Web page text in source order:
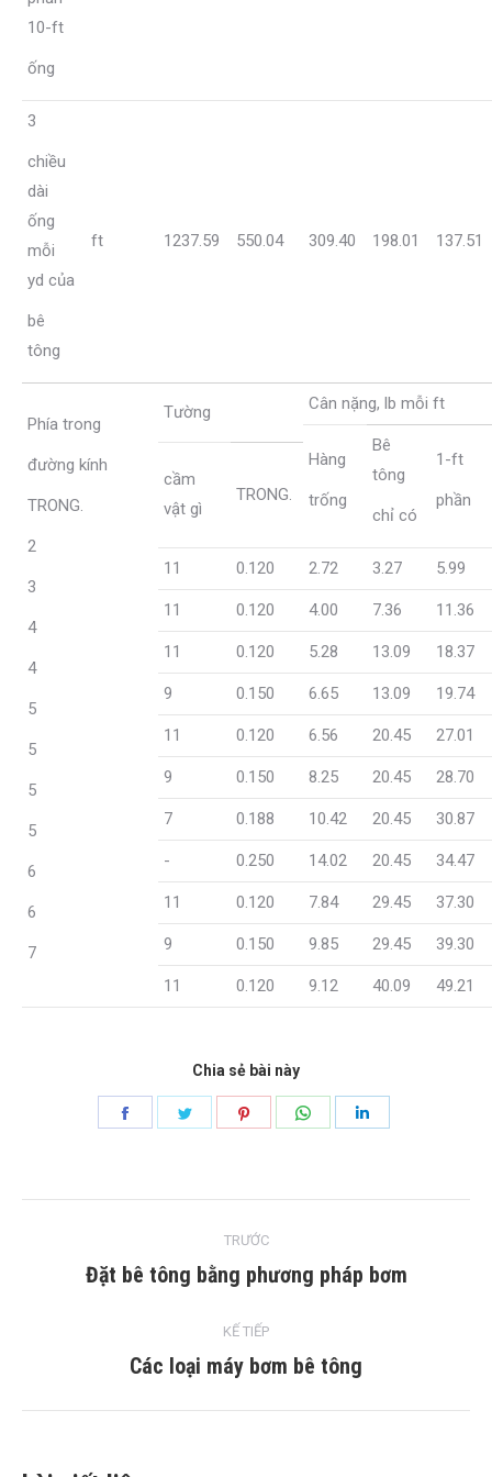
10-ft
ống
3
chiều
dài
ống
mỗi
yd của
bê
tông
ft 1237.59 550.04 309.40 198.01 137.51
Phía trong
đường kính
TRONG.
2
3
4
4
5
5
5
5
6
6
7
Tường Cân nặng, lb mỗi ft
Hàng
trống
Bê
tông
chỉ có
1-ft
phần
cầm
vật gì
TRONG.
11 0.120 2.72 3.27 5.99
11 0.120 4.00 7.36 11.36
11 0.120 5.28 13.09 18.37
9 0.150 6.65 13.09 19.74
11 0.120 6.56 20.45 27.01
9 0.150 8.25 20.45 28.70
7 0.188 10.42 20.45 30.87
- 0.250 14.02 20.45 34.47
11 0.120 7.84 29.45 37.30
9 0.150 9.85 29.45 39.30
11 0.120 9.12 40.09 49.21
Chia sẻ bài này
chuyển
TRƯỚC
Bài
Đặt bê tông bằng phương pháp bơm
KẾ TIẾP
Bài
Các loại máy bơm bê tông